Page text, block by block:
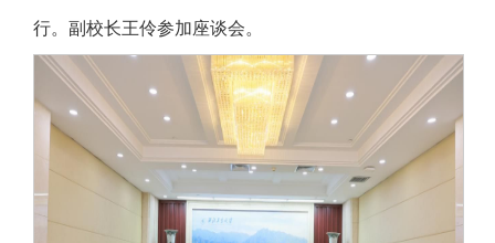
行。副校长王伶参加座谈会。